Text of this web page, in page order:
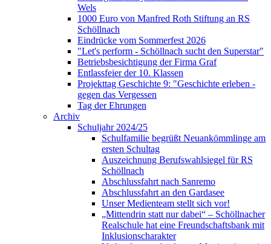
Wels
1000 Euro von Manfred Roth Stiftung an RS
Schöllnach
Eindrücke vom Sommerfest 2026
"Let's perform - Schöllnach sucht den Superstar"
Betriebsbesichtigung der Firma Graf
Entlassfeier der 10. Klassen
Projekttag Geschichte 9: "Geschichte erleben -
gegen das Vergessen
Tag der Ehrungen
Archiv
Schuljahr 2024/25
Schulfamilie begrüßt Neuankömmlinge am
ersten Schultag
Auszeichnung Berufswahlsiegel für RS
Schöllnach
Abschlussfahrt nach Sanremo
Abschlussfahrt an den Gardasee
Unser Medienteam stellt sich vor!
„Mittendrin statt nur dabei“ – Schöllnacher
Realschule hat eine Freundschaftsbank mit
Inklusionscharakter